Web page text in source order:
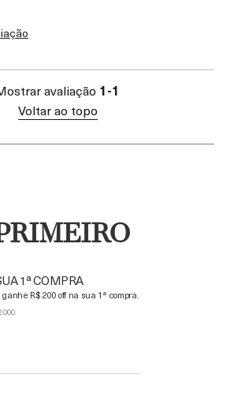
avaliação 1-1
Voltar ao topo
1ª COMPRA
R$ 200 off na sua 1ª compra.